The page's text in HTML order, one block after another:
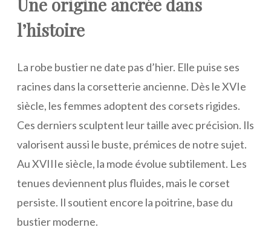
Une origine ancrée dans
l’histoire
La robe bustier ne date pas d’hier. Elle puise ses
racines dans la corsetterie ancienne. Dès le XVIe
siècle, les femmes adoptent des corsets rigides.
Ces derniers sculptent leur taille avec précision. Ils
valorisent aussi le buste, prémices de notre sujet.
Au XVIIIe siècle, la mode évolue subtilement. Les
tenues deviennent plus fluides, mais le corset
persiste. Il soutient encore la poitrine, base du
bustier moderne.